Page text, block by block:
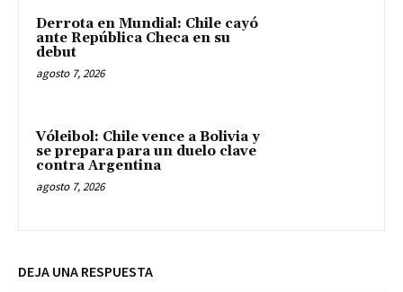
Derrota en Mundial: Chile cayó
ante República Checa en su
debut
agosto 7, 2026
Vóleibol: Chile vence a Bolivia y
se prepara para un duelo clave
contra Argentina
agosto 7, 2026
DEJA UNA RESPUESTA